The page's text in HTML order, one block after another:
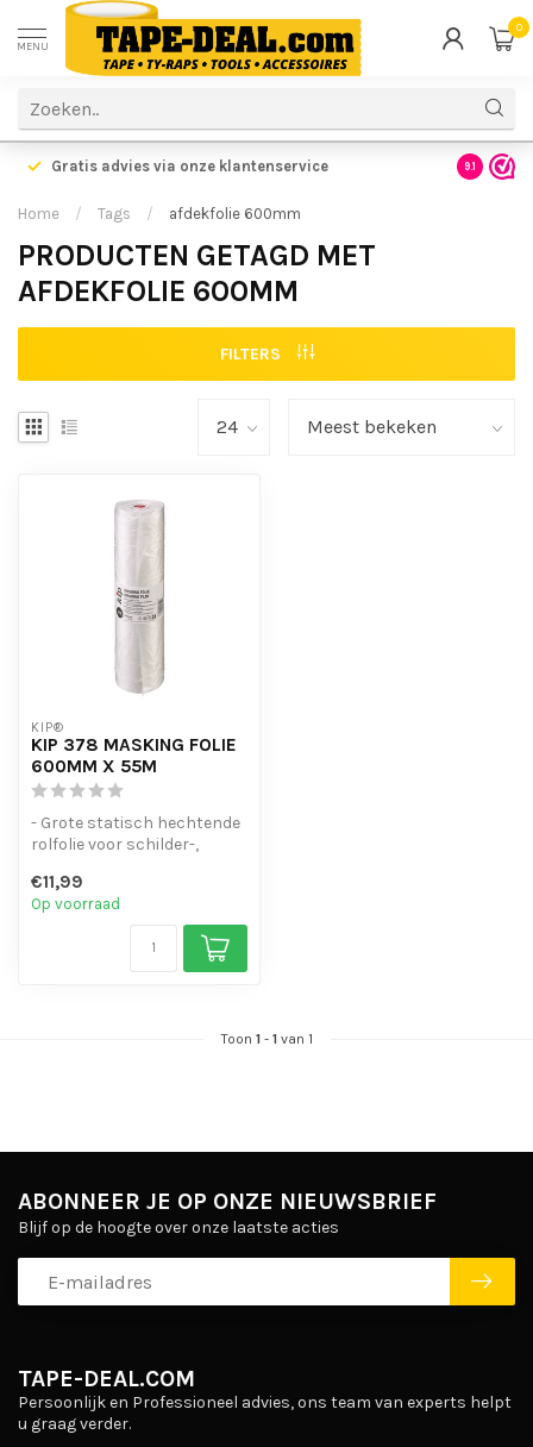
MENU
0
Gratis advies via onze klantenservice 9.1
Home / Tags / afdekfolie 600mm
PRODUCTEN GETAGD MET
AFDEKFOLIE 600MM
FILTERS
KIP®
KIP 378 MASKING FOLIE
600MM X 55M
- Grote statisch hechtende
rolfolie voor schilder-,
- ...
€11,99
Op voorraad
Toon 1- 1van 1
TAPE-DEAL.COM
Persoonlijk en Professioneel advies, ons team van experts helpt
u graag verder.
ABONNEER JE OP ONZE NIEUWSBRIEF
Blijf op de hoogte over onze laatste acties